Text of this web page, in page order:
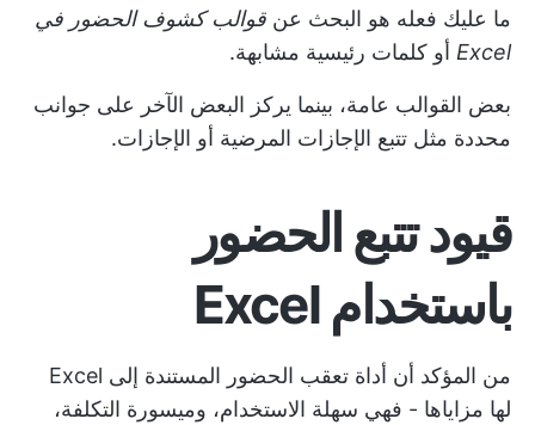
ما عليك فعله هو البحث عن قوالب كشوف الحضور في
Excel أو كلمات رئيسية مشابهة.
بعض القوالب عامة، بينما يركز البعض الآخر على جوانب
محددة مثل تتبع الإجازات المرضية أو الإجازات.
قيود تتبع الحضور
باستخدام Excel
من المؤكد أن أداة تعقب الحضور المستندة إلى Excel
لها مزاياها - فهي سهلة الاستخدام، وميسورة التكلفة،